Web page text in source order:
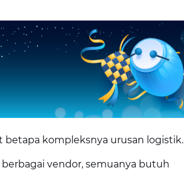
betapa kompleksnya urusan logistik.
vendor, semuanya butuh